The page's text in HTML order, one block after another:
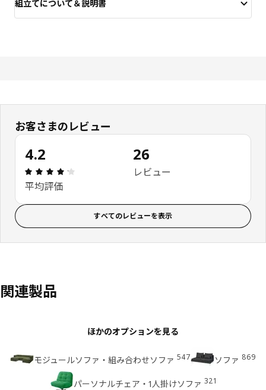
組立てについて＆説明書
お客さまのレビュー
4.2
レビュー: 4.2 5 星の数 総レビュー: 26
平均評価
26
レビュー
すべてのレビューを表示
関連製品
ほかのオプションを見る
モジュールソファ・組み合わせソファ 547 ソファ 869
パーソナルチェア・1人掛けソファ 321